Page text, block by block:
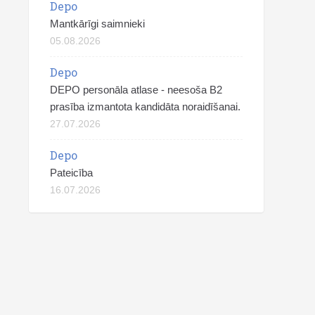
Depo
Mantkārīgi saimnieki
05.08.2026
Depo
DEPO personāla atlase - neesoša B2
prasība izmantota kandidāta noraidīšanai.
27.07.2026
Depo
Pateicība
16.07.2026